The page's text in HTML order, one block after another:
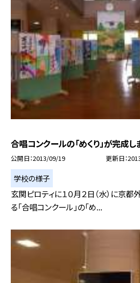
合唱コンクールの「めくり」が完成し
公開日 2013/09/19 更新日
学校の様子
玄関ピロティに１０月２日（水）に京
る「合唱コンクール」の「め...